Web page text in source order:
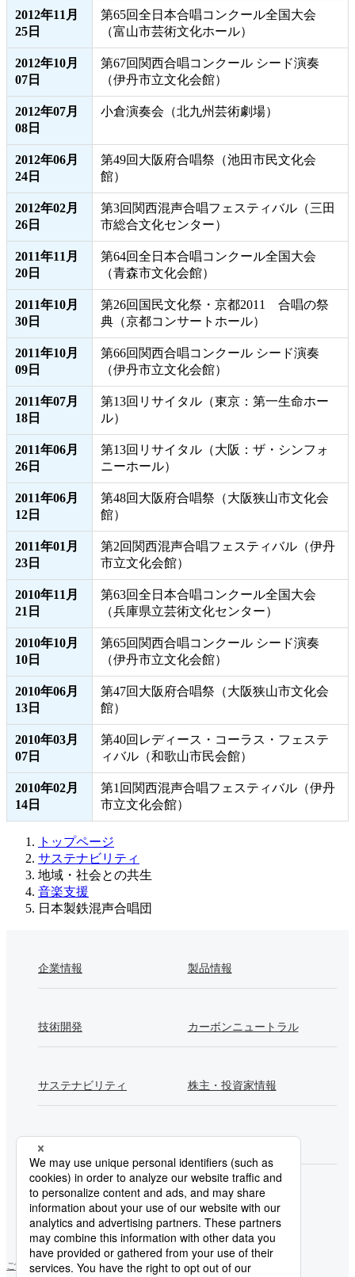
2012年11月
25日
第65回全日本合唱コンクール全国大会
（富山市芸術文化ホール）
2012年10月
07日
第67回関西合唱コンクール シード演奏
（伊丹市立文化会館）
2012年07月
08日
小倉演奏会（北九州芸術劇場）
2012年06月
24日
第49回大阪府合唱祭（池田市民文化会
館）
2012年02月
26日
第3回関西混声合唱フェスティバル（三田
市総合文化センター）
2011年11月
20日
第64回全日本合唱コンクール全国大会
（青森市文化会館）
2011年10月
30日
第26回国民文化祭・京都2011 合唱の祭
典（京都コンサートホール）
2011年10月
09日
第66回関西合唱コンクール シード演奏
（伊丹市立文化会館）
2011年07月
18日
第13回リサイタル（東京：第一生命ホー
ル）
2011年06月
26日
第13回リサイタル（大阪：ザ・シンフォ
ニーホール）
2011年06月
12日
第48回大阪府合唱祭（大阪狭山市文化会
館）
2011年01月
23日
第2回関西混声合唱フェスティバル（伊丹
市立文化会館）
2010年11月
21日
第63回全日本合唱コンクール全国大会
（兵庫県立芸術文化センター）
2010年10月
10日
第65回関西合唱コンクール シード演奏
（伊丹市立文化会館）
2010年06月
13日
第47回大阪府合唱祭（大阪狭山市文化会
館）
2010年03月
07日
第40回レディース・コーラス・フェステ
ィバル（和歌山市民会館）
2010年02月
14日
第1回関西混声合唱フェスティバル（伊丹
市立文化会館）
トップページ
サステナビリティ
地域・社会との共生
音楽支援
日本製鉄混声合唱団
企業情報 製品情報
技術開発 カーボンニュートラル
サステナビリティ 株主・投資家情報
採用情報
製鉄所一覧
ご利用にあたってソーシャルメディアポリシー個人情報保護方針